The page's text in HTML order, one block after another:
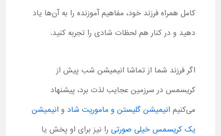
کامل همراه فرزند خود، مفاهیم آموزنده را به آن‌ها یاد
دهید و در کنار هم لحظات شادی را تجربه کنید.
اگر فرزند شما از تماشا انیمیشن شب پیش از
کریسمس در سرزمین عجایب لذت برد، پیشنهاد
می‌کنیم انیمیشن گلیستن و ماموریت شاد و انیمیشن
یک کریسمس خیلی صورتی را نیز برای او پخش یا